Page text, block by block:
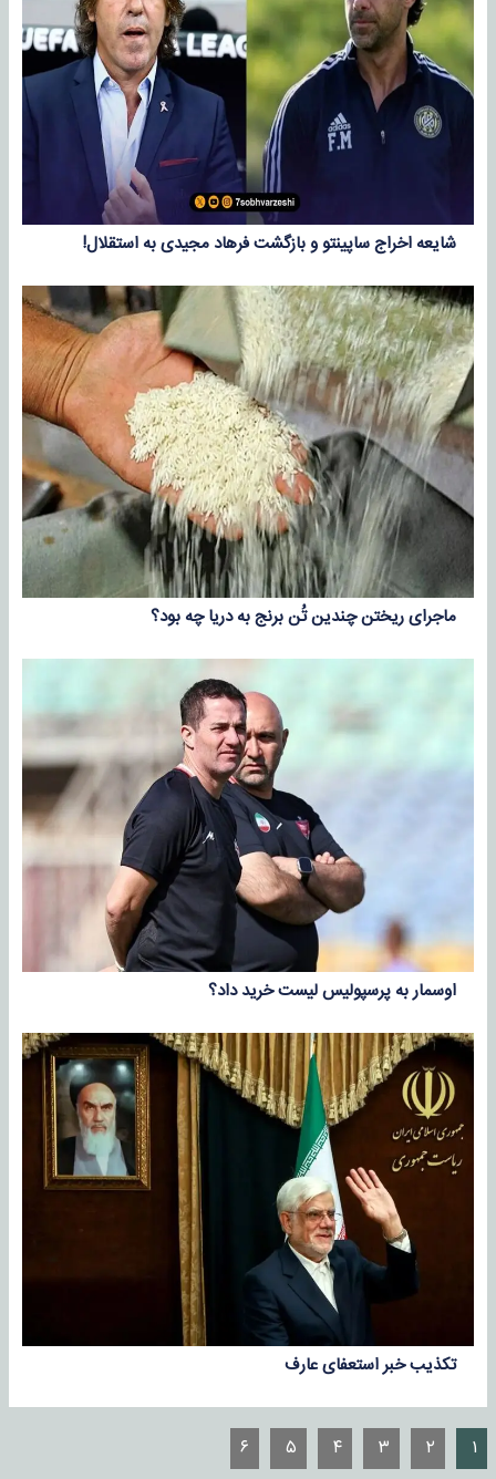
شایعه اخراج ساپینتو و بازگشت فرهاد مجیدی به استقلال!
ماجرای ریختن چندین تُن برنج به دریا چه بود؟
اوسمار به پرسپولیس لیست خرید داد؟
تکذیب خبر استعفای عارف
۱ ۲ ۳ ۴ ۵ ۶